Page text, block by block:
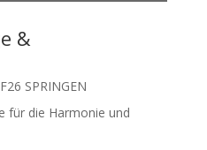
&
SPRINGEN
für die Harmonie und